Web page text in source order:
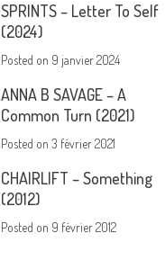
SPRINTS – Letter To Self
(2024)
Posted on 9 janvier 2024
ANNA B SAVAGE – A
Common Turn (2021)
Posted on3 février 2021
CHAIRLIFT – Something
(2012)
Posted on 9 février 2012